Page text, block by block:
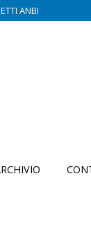
ANBI